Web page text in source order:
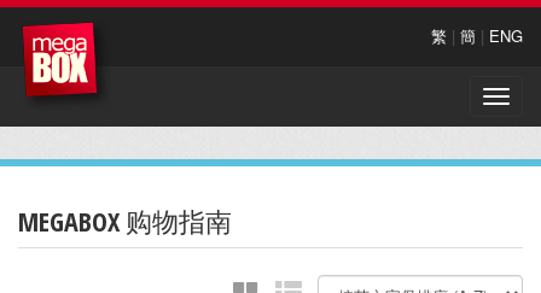
繁 | 簡 | ENG
Toggle
MEGABOX 购物指南